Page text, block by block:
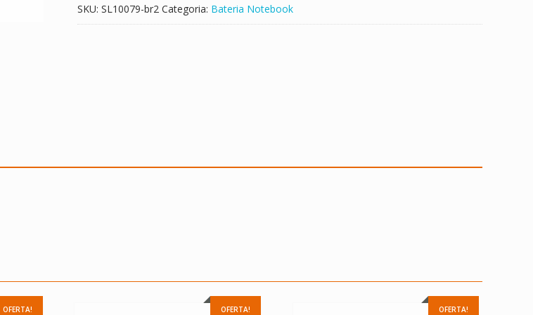
SKU: SL10079-br2 Categoria: Bateria Notebook
OFERTA! OFERTA! OFERTA!